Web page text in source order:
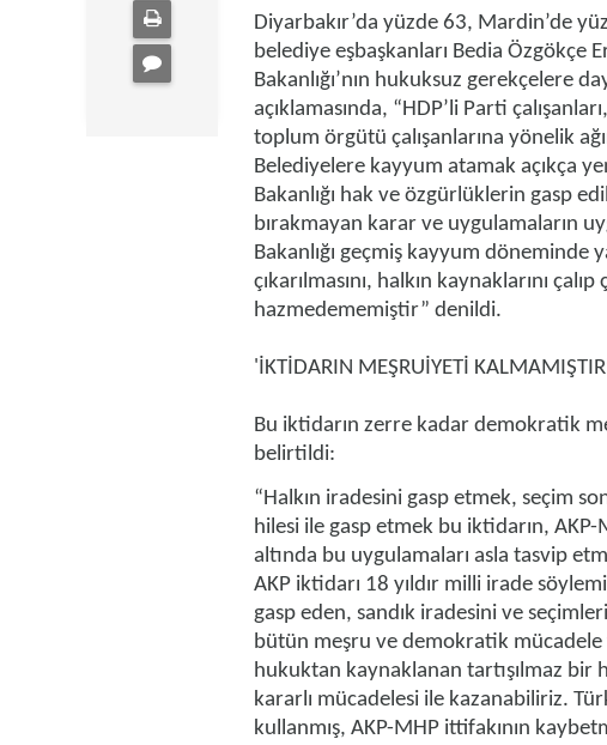
Diyarbakır’da yüzde 63, Mardin’de
belediye eşbaşkanları Bedia Özgökçe
Bakanlığı’nın hukuksuz gerekçelere
açıklamasında, “HDP’li Parti
toplum örgütü çalışanlarına yönelik
Belediyelere kayyum atamak açıkça
Bakanlığı hak ve özgürlüklerin gasp
bırakmayan karar ve uygulamaların
Bakanlığı geçmiş kayyum döneminde
çıkarılmasını, halkın kaynaklarını
hazmedememiştir” denildi.
'İKTİDARIN MEŞRUİYETİ
Bu iktidarın zerre kadar demokratik
belirtildi:
“Halkın iradesini gasp etmek, seçim
hilesi ile gasp etmek bu iktidarın, AKP-
altında bu uygulamaları asla tasvip
AKP iktidarı 18 yıldır milli irade
gasp eden, sandık iradesini ve
bütün meşru ve demokratik mücadele
hukuktan kaynaklanan tartışılmaz bir
kararlı mücadelesi ile kazanabiliriz.
kullanmış, AKP-MHP ittifakının